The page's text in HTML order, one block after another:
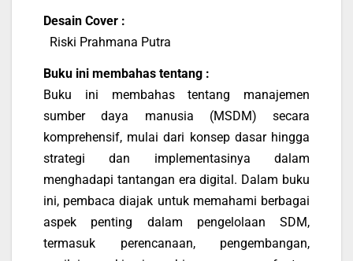
Desain Cover :
Riski Prahmana Putra
Buku ini membahas tentang :
Buku ini membahas tentang manajemen
sumber daya manusia (MSDM) secara
komprehensif, mulai dari konsep dasar hingga
strategi dan implementasinya dalam
menghadapi tantangan era digital. Dalam buku
ini, pembaca diajak untuk memahami berbagai
aspek penting dalam pengelolaan SDM,
termasuk perencanaan, pengembangan,